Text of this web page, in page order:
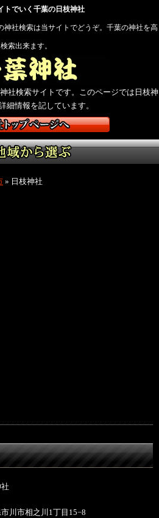
トでいく千葉の日枝神社
神社検索は当サイトでどうぞ。千葉の神社を高
索出来ます。
社検索サイトです。このページでは日枝神
細情報を記しています。
» 日枝神社
川市相之川1丁目15−8